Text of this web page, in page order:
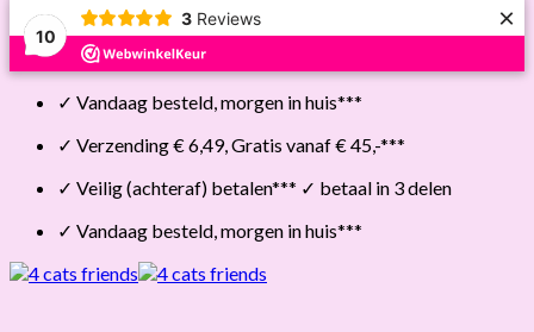
10
3 Reviews ×
Skip
✓ Vandaag besteld, morgen in huis***
✓ Verzending € 6,49, Gratis vanaf € 45,-***
✓ Veilig (achteraf) betalen*** ✓ betaal in 3 delen
✓ Vandaag besteld, morgen in huis***